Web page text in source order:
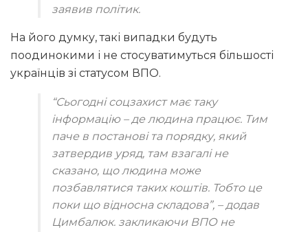
заявив політик.
На його думку, такі випадки будуть
поодинокими і не стосуватимуться більшості
українців зі статусом ВПО.
“Сьогодні соцзахист має таку
інформацію – де людина працює. Тим
паче в постанові та порядку, який
затвердив уряд, там взагалі не
сказано, що людина може
позбавлятися таких коштів. Тобто це
поки що відносна складова”, – додав
Цимбалюк. закликаючи ВПО не